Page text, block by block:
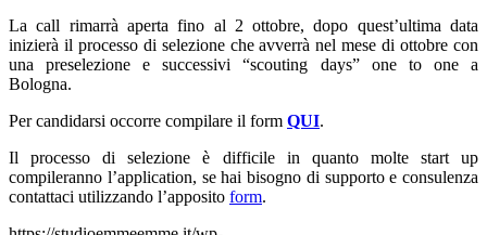
La call rimarrà aperta fino al 2 ottobre, dopo quest’ultima data
inizierà il processo di selezione che avverrà nel mese di ottobre con
una preselezione e successivi “scouting days” one to one a
Bologna.
Per candidarsi occorre compilare il form QUI.
Il processo di selezione è difficile in quanto molte start up
compileranno l’application, se hai bisogno di supporto e consulenza
contattaci utilizzando l’apposito form.